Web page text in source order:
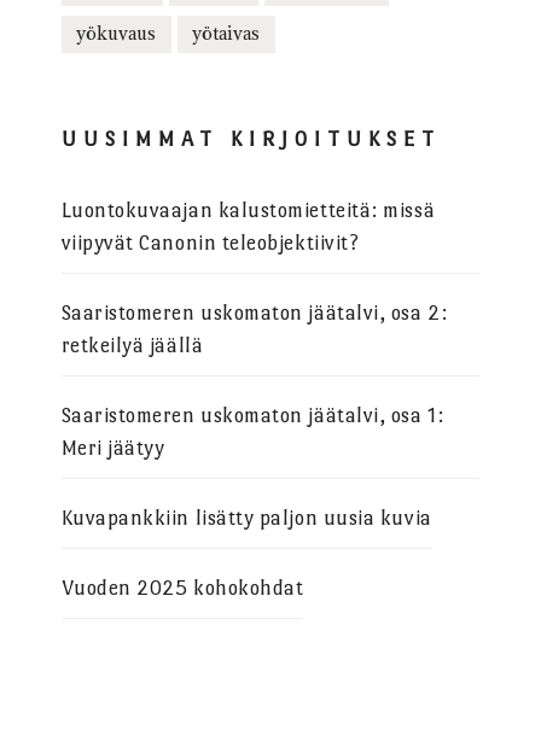
yökuvaus yötaivas
UUSIMMAT KIRJOITUKSET
Luontokuvaajan kalustomietteitä: missä
viipyvät Canonin teleobjektiivit?
Saaristomeren uskomaton jäätalvi, osa 2:
retkeilyä jäällä
Saaristomeren uskomaton jäätalvi, osa 1:
Meri jäätyy
Kuvapankkiin lisätty paljon uusia kuvia
Vuoden 2025 kohokohdat